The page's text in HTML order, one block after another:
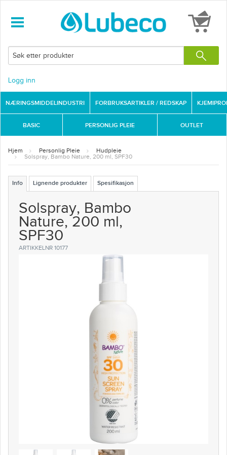
Logg inn
NÆRINGSMIDDELINDUSTRI FORBRUKSARTIKLER / REDSKAP
BASIC PERSONLIG PLEIE OUTLET
Hjem Personlig Pleie
Hudpleie
Solspray, Bambo Nature, 200 ml, SPF30
Info Lignende produkter Spesifikasjon
Solspray, Bambo
Nature, 200 ml,
SPF30
ARTIKKELNR 10177